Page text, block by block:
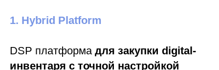
1. Hybrid Platform
DSP платформа для закупки digital-
инвентаря с точной настройкой